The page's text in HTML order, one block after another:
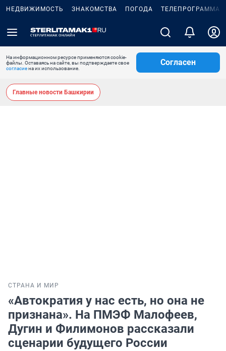
НЕДВИЖИМОСТЬ ЗНАКОМСТВА ПОГОДА ТЕЛЕПРОГРАММА
На информационном ресурсе применяются cookie-
файлы. Оставаясь на сайте, вы подтверждаете свое
согласиена их использование.
Согласен
Главные новости Башкирии
СТРАНА И МИР
«Автократия у нас есть, но она не
признана». На ПМЭФ Малофеев,
Дугин и Филимонов рассказали
сценарии будущего России